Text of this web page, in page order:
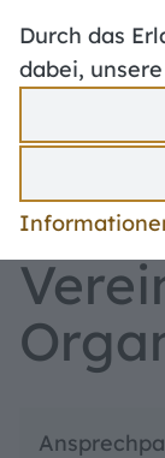
Durch das
dabei,
Mängelmelder
Ummeldung
Politik &
Kultur